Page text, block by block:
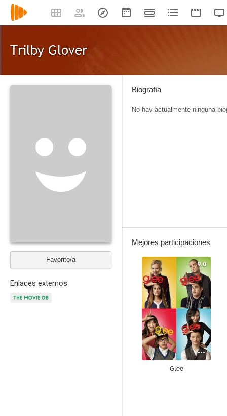
Trilby Glover
Favorito/a
Enlaces externos
Biografía
No hay actualmente ninguna
Mejores participaciones
9.0
Glee